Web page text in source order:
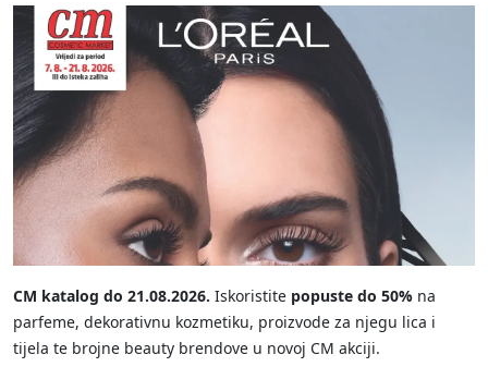
CM katalog do 21.08.2026. Iskoristite popuste do 50% na
parfeme, dekorativnu kozmetiku, proizvode za njegu lica i
tijela te brojne beauty brendove u novoj CM akciji.